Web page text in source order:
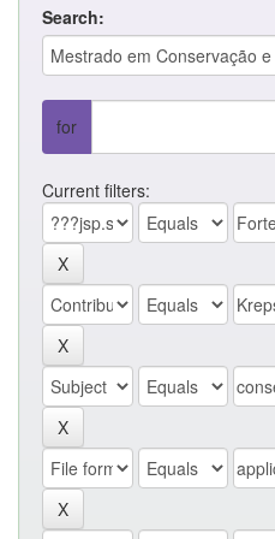
Search:
for
Current filters: